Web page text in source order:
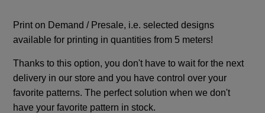
Print on Demand / Presale, i.e. selected designs
available for printing in quantities from 5 meters!
Thanks to this option, you don't have to wait for the next
delivery in our store and you have control over your
favorite patterns. The perfect solution when we don't
have your favorite pattern in stock.